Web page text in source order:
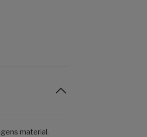
material.